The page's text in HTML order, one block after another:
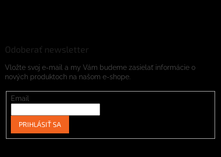
Odoberať newsletter
Vložte svoj e-mail a my Vám budeme zasielať informácie o
nových produktoch na našom e-shope.
Email
PRIHLÁSIŤ SA